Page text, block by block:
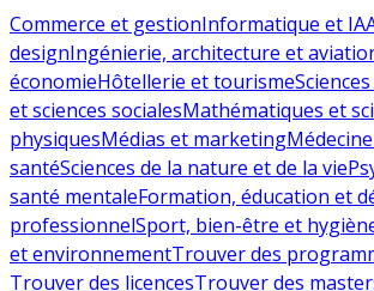
Commerce et gestionInformatique et IA
designIngénierie, architecture et
économieHôtellerie et tourisme
et sciences socialesMathématiques et
physiquesMédias et marketing
santéSciences de la nature et de la vie
santé mentaleFormation, éducation et
professionnelSport, bien-être et
et environnementTrouver des
Trouver des licencesTrouver des